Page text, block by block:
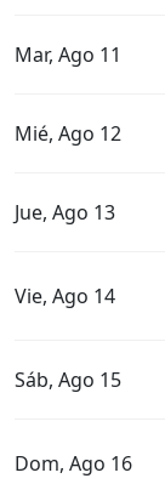
Mar, Ago 11
Mié, Ago 12
Jue, Ago 13
Vie, Ago 14
Sáb, Ago 15
Dom, Ago 16